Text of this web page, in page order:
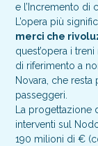
e l’Incremento di
L’opera più
merci che
quest’opera i
di riferimento a
Novara, che
passeggeri.
La progettazione
interventi sul
190 milioni di €